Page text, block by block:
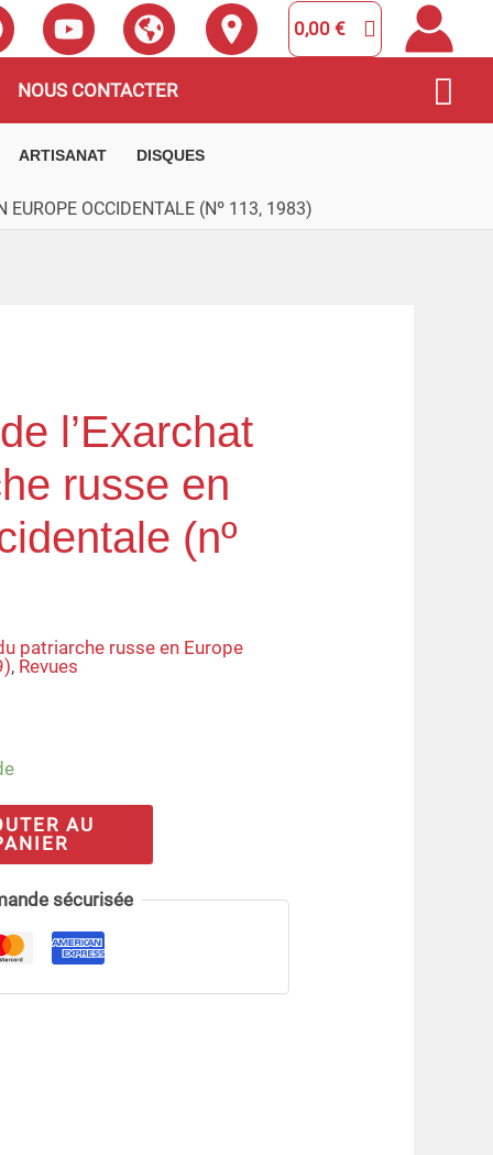
0,00 €
NOUS CONTACTER
ARTISANAT DISQUES
EUROPE OCCIDENTALE (Nº 113, 1983)
l’Exarchat
russe en
(nº
patriarche russe en Europe
, Revues
AU
sécurisée